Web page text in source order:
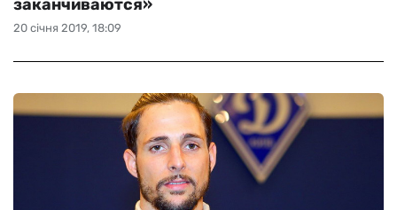
20 січня 2019, 18:09
заканчиваются»